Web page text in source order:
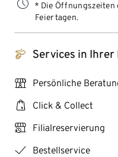
* Die Öffnungszeiten
Feiertagen.
tchibo_logo Services in Ihrer
personal_services Persönliche
click_collect Click & Collect
click_reserve_store Filialreservierung
checkmark Bestellservice